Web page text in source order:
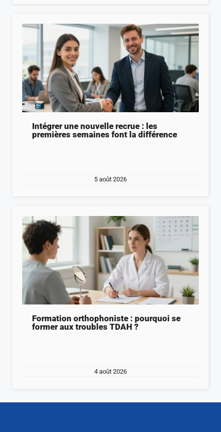
Intégrer une nouvelle recrue : les
premières semaines font la différence
5 août 2026
Formation orthophoniste : pourquoi se
former aux troubles TDAH ?
4 août 2026